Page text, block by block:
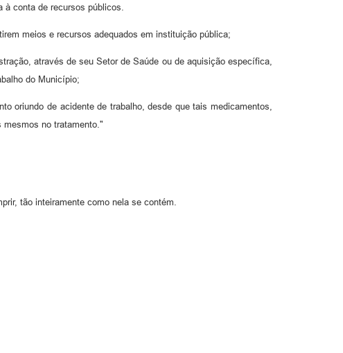
conta de recursos públicos.
meios e recursos adequados em instituição pública;
através de seu Setor de Saúde ou de aquisição específica,
do Município;
oriundo de acidente de trabalho, desde que tais medicamentos,
no tratamento."
tão inteiramente como nela se contém.